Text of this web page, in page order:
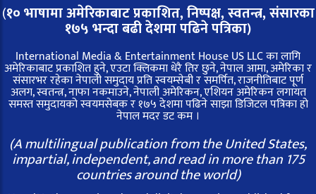
(१० भाषामा अमेरिकाबाट प्रकाशित, निष्पक्ष, स्वतन्त्र,संसारका
१७५ भन्दा बढी देशमा पढिने पत्रिका)
International Media & Entertainment House US LLC का लागि
अमेरिकाबाट प्रकाशित हुने, एउटा क्लिकमा धेरै तिर छुने, नेपाल आमा, अमेरिका र
संसारभर रहेका नेपाली समुदाय प्रति स्वयम्सेबी र समर्पित, राजनीतिबाट पूर्ण
अलग, स्वतन्त्र, नाफा नकमाउने, नेपाली अमेरिकन, एशियन अमेरिकन लगायत
समस्त समुदायको स्वयमसेबक र १७५ देशमा पढिने साझा डिजिटल पत्रिका हो
नेपाल मदर डट कम ।
(A multilingual publication from the United States,
impartial, independent, and read in more than 175
countries around the world)